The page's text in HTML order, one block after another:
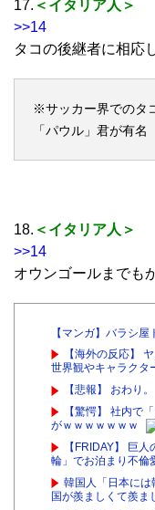
17. ＜イタリア人＞
>>14
タコの後継者に相応
※サッカー界でのタ
「パウル」君が有名
18. ＜イタリア人＞
>>14
オウンゴールまでも
【マンガ】バラシ
【海外の反応】
世界観やキャラクタ
【悲報】 おわり。
【驚愕】 社内で
がｗｗｗｗｗｗｗ
【FRIDAY】 巨
輪」でお泊まり不倫
韓国人「日本に
国が羨ましくて羨ま